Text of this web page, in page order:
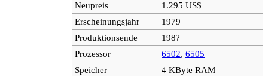
Neupreis
1.295 US$
Erscheinungsjahr
1979
Produktionsende
198?
Prozessor
6502, 6505
Speicher
4 KByte RAM